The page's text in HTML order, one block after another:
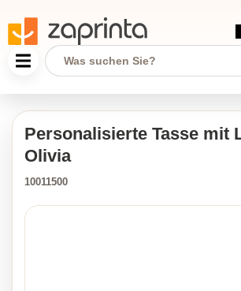
Personalisierte Tasse mit
Olivia
10011500